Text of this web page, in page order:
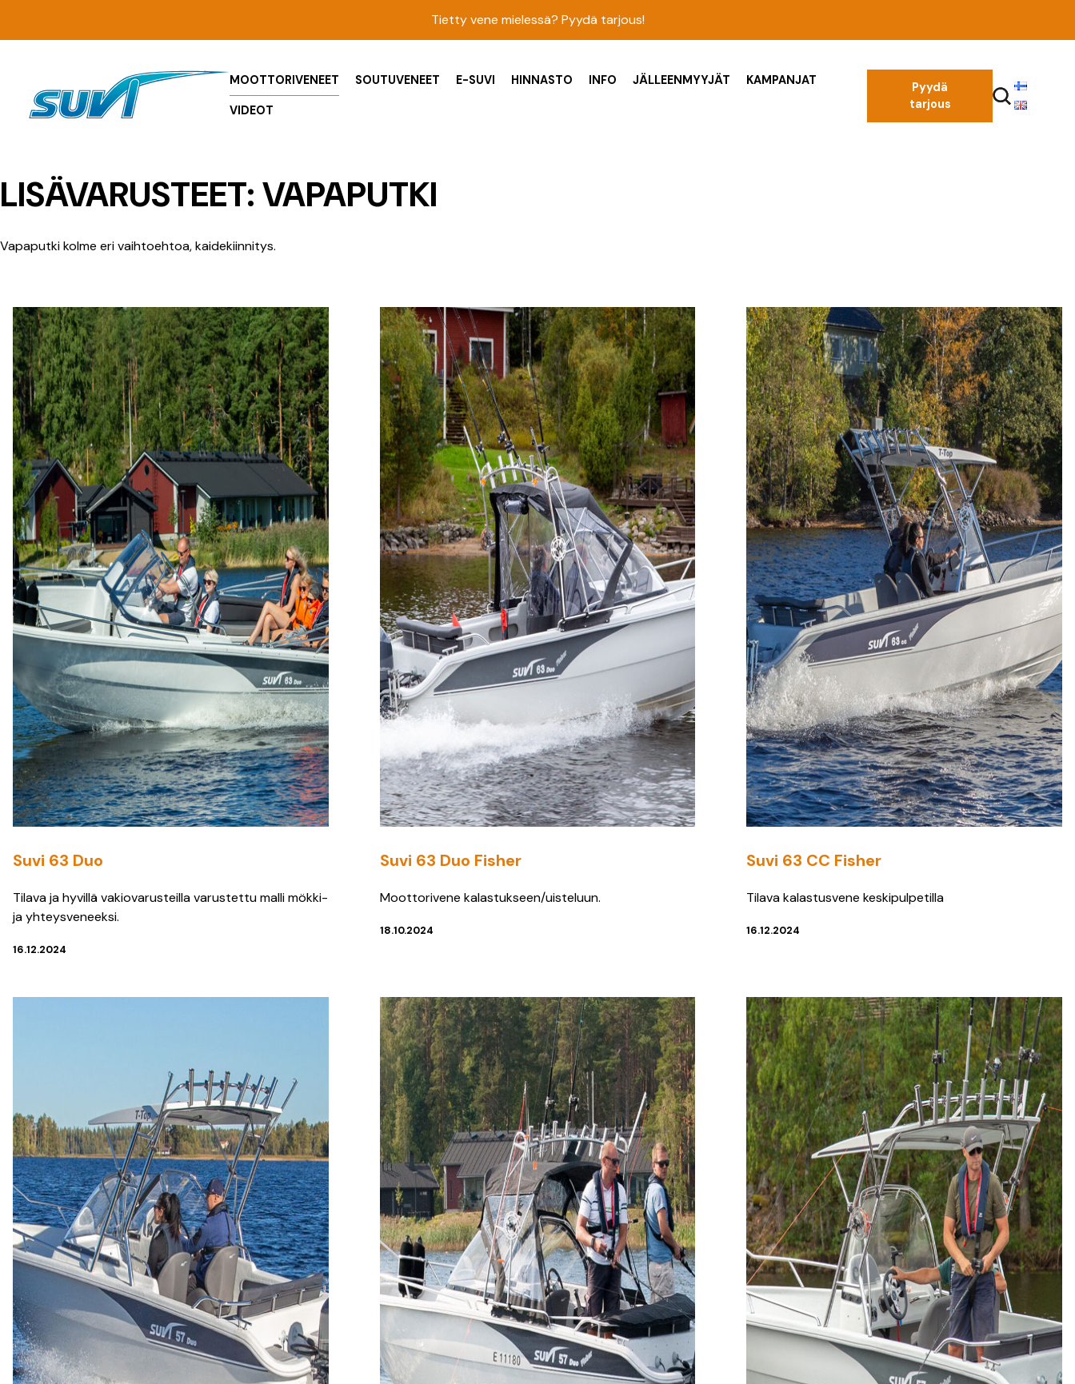
Tietty vene mielessä? Pyydä tarjous!
MOOTTORIVENEET SOUTUVENEET E-SUVI HINNASTO INFO JÄLLEENMYYJÄT KAMPANJAT
VIDEOT
Pyydä
tarjous
LISÄVARUSTEET:VAPAPUTKI
Vapaputki kolme eri vaihtoehtoa, kaidekiinnitys.
Suvi 63 Duo
Tilava ja hyvillä vakiovarusteilla varustettu malli mökki-
ja yhteysveneeksi.
16.12.2024
Suvi 63 Duo Fisher
Moottorivene kalastukseen/uisteluun.
18.10.2024
Suvi 63 CC Fisher
Tilava kalastusvene keskipulpetilla
16.12.2024